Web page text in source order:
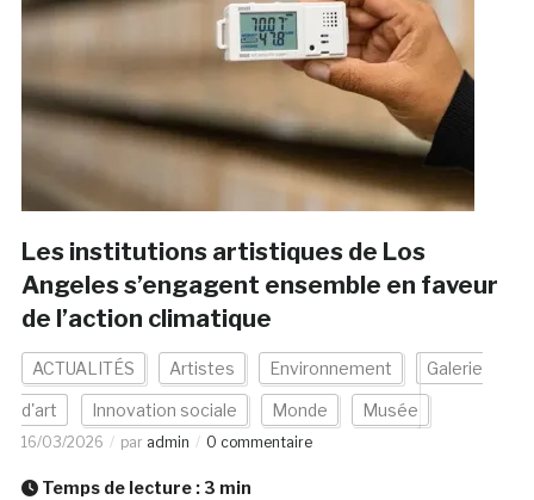
Les institutions artistiques de Los
Angeles s’engagent ensemble en faveur
de l’action climatique
ACTUALITÉS Artistes Environnement Galerie
d'art Innovation sociale Monde Musée
16/03/2026 par admin 0 commentaire
Temps de lecture : 3 min